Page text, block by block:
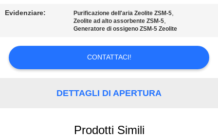
CONTATTICI
CASI
Evidenziare: Purificazione dell'aria Zeolite ZSM-5,
Zeolite ad alto assorbente ZSM-5,
Generatore di ossigeno ZSM-5 Zeolite
CONTATTACI!
DETTAGLI DI APERTURA
Prodotti Simili